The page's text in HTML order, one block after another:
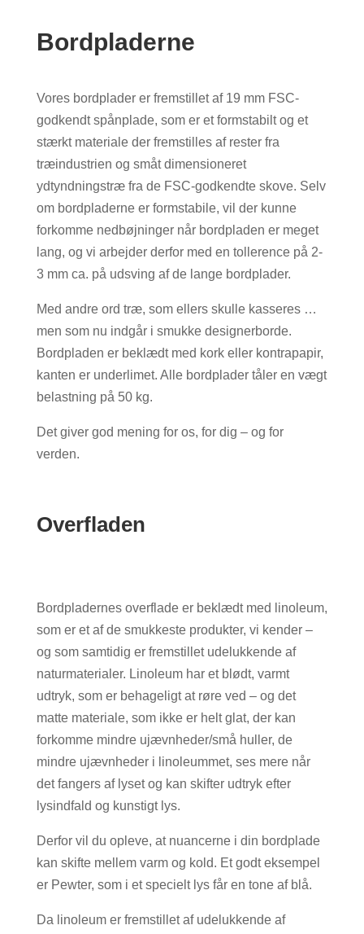
Bordpladerne
Vores bordplader er fremstillet af 19 mm FSC-
godkendt spånplade, som er et formstabilt og et
stærkt materiale der fremstilles af rester fra
træindustrien og småt dimensioneret
ydtyndningstræ fra de FSC-godkendte skove. Selv
om bordpladerne er formstabile, vil der kunne
forkomme nedbøjninger når bordpladen er meget
lang, og vi arbejder derfor med en tollerence på 2-
3 mm ca. på udsving af de lange bordplader.
Med andre ord træ, som ellers skulle kasseres …
men som nu indgår i smukke designerborde.
Bordpladen er beklædt med kork eller kontrapapir,
kanten er underlimet. Alle bordplader tåler en vægt
belastning på 50 kg.
Det giver god mening for os, for dig – og for
verden.
Overfladen
Bordpladernes overflade er beklædt med linoleum,
som er et af de smukkeste produkter, vi kender –
og som samtidig er fremstillet udelukkende af
naturmaterialer. Linoleum har et blødt, varmt
udtryk, som er behageligt at røre ved – og det
matte materiale, som ikke er helt glat, der kan
forkomme mindre ujævnheder/små huller, de
mindre ujævnheder i linoleummet, ses mere når
det fangers af lyset og kan skifter udtryk efter
lysindfald og kunstigt lys.
Derfor vil du opleve, at nuancerne i din bordplade
kan skifte mellem varm og kold. Et godt eksempel
er Pewter, som i et specielt lys får en tone af blå.
Da linoleum er fremstillet af udelukkende af